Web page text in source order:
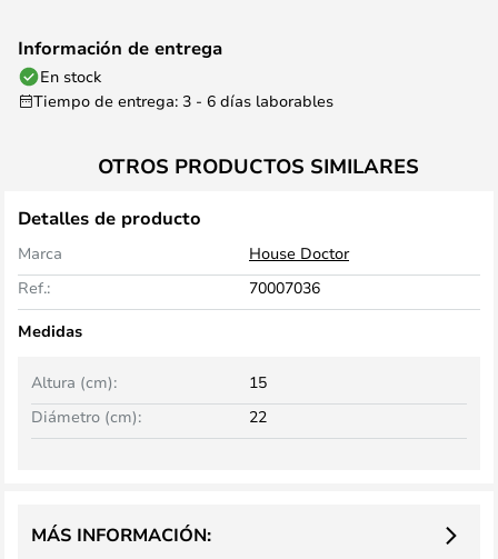
Información de entrega
En stock
Tiempo de entrega: 3 - 6 días laborables
OTROS PRODUCTOS SIMILARES
Detalles de producto
Marca
House Doctor
Ref.:
70007036
Medidas
Altura (cm):
15
Diámetro (cm):
22
MÁS INFORMACIÓN: